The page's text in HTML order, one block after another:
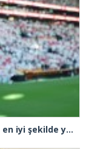
Cumhurbaşkanı Erdoğan: “Gençlerimizin en iyi şekilde yetişmeniz için tüm gücümüzle çalışıyoruz”